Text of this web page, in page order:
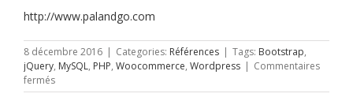
http://www.palandgo.com
8 décembre 2016 | Categories: Références | Tags: Bootstrap,
jQuery, MySQL, PHP, Woocommerce, Wordpress | Commentaires
ferméssur
Palandgo